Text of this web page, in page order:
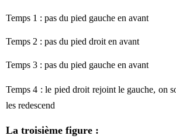
Temps 1 : pas du pied gauche en avant
Temps 2 : pas du pied droit en avant
Temps 3 : pas du pied gauche en avant
Temps 4 :le pied droit rejoint le gauche, on
les redescend
La troisième figure :